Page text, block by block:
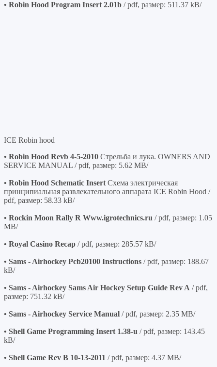
• Robin Hood Program Insert 2.01b / pdf, размер: 511.37 kB/
ICE Robin hood
• Robin Hood Revb 4-5-2010 Стрельба и лука. OWNERS AND
SERVICE MANUAL / pdf, размер: 5.62 MB/
• Robin Hood Schematic Insert Схема электрическая
принципиальная развлекательного аппарата ICE Robin Hood /
pdf, размер: 58.33 kB/
• Rockin Moon Rally R Www.igrotechnics.ru / pdf, размер: 1.05
MB/
• Royal Casino Recap / pdf, размер: 285.57 kB/
• Sams - Airhockey Pcb20100 Instructions / pdf, размер: 188.67
kB/
• Sams - Airhockey Sams Air Hockey Setup Guide Rev A / pdf,
размер: 751.32 kB/
• Sams - Airhockey Service Manual / pdf, размер: 2.35 MB/
• Shell Game Programming Insert 1.38-u / pdf, размер: 143.45
kB/
• Shell Game Rev B 10-13-2011 / pdf, размер: 4.37 MB/